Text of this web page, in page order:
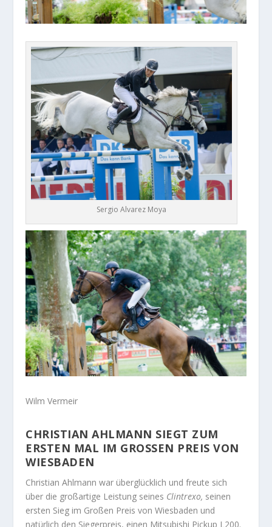
Sergio Alvarez Moya
Wilm Vermeir
CHRISTIAN AHLMANN SIEGT ZUM
ERSTEN MAL IM GROSSEN PREIS VON W
IESBADEN
Christian Ahlmann war überglücklich und freute sich
über die großartige Leistung seines Clintrexo, seinen
ersten Sieg im Großen Preis von Wiesbaden und
natürlich den Siegerpreis, einen Mitsubishi Pickup L200.